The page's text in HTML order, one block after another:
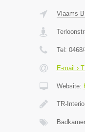
Vlaams-
Tel:
E-mail ›
Website:
TR-